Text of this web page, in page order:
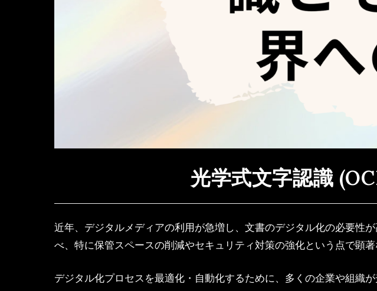
光学式文字認識
近年、デジタルメディアの利用が急増し、文書のデジタル化の必要性
べ、特に保管スペースの削減やセキュリティ対策の強化という点で顕著
デジタル化プロセスを最適化・自動化するために、多くの企業や組織